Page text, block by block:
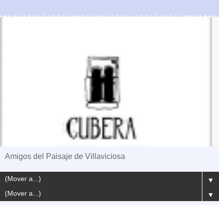
Amigos del Paisaje de Villaviciosa
▼
▼